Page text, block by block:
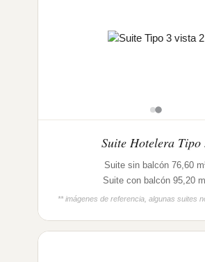
Suite Hotelera Tipo
Suite sin balcón 76,60
Suite con balcón 95,20
** imágenes de referencia, algunas suites